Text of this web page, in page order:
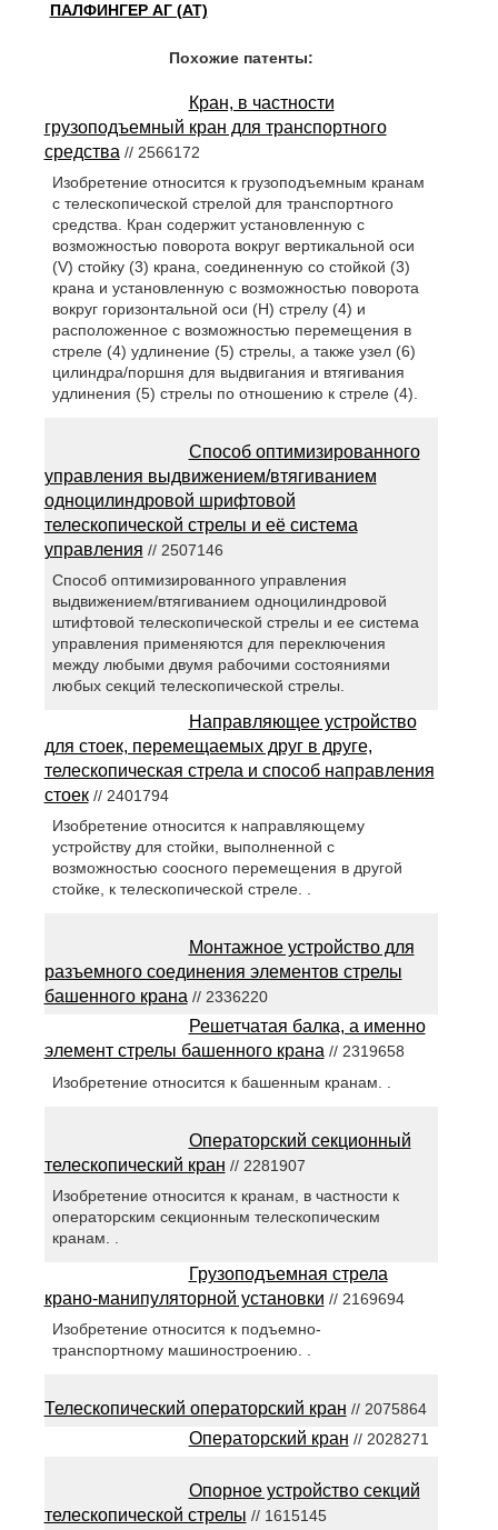
ПАЛФИНГЕР АГ (AT)
Похожие патенты:
Кран, в частности
грузоподъемный кран для транспортного
средства // 2566172
Изобретение относится к грузоподъемным кранам
с телескопической стрелой для транспортного
средства. Кран содержит установленную с
возможностью поворота вокруг вертикальной оси
(V) стойку (3) крана, соединенную со стойкой (3)
крана и установленную с возможностью поворота
вокруг горизонтальной оси (H) стрелу (4) и
расположенное с возможностью перемещения в
стреле (4) удлинение (5) стрелы, а также узел (6)
цилиндра/поршня для выдвигания и втягивания
удлинения (5) стрелы по отношению к стреле (4).
Способ оптимизированного
управления выдвижением/втягиванием
одноцилиндровой шрифтовой
телескопической стрелы и её система
управления // 2507146
Способ оптимизированного управления
выдвижением/втягиванием одноцилиндровой
штифтовой телескопической стрелы и ее система
управления применяются для переключения
между любыми двумя рабочими состояниями
любых секций телескопической стрелы.
Направляющее устройство
для стоек, перемещаемых друг в друге,
телескопическая стрела и способ направления
стоек// 2401794
Изобретение относится к направляющему
устройству для стойки, выполненной с
возможностью соосного перемещения в другой
стойке, к телескопической стреле. .
Монтажное устройство для
разъемного соединения элементов стрелы
башенного крана// 2336220
Решетчатая балка, а именно
элемент стрелы башенного крана// 2319658
Изобретение относится к башенным кранам. .
Операторский секционный
телескопический кран // 2281907
Изобретение относится к кранам, в частности к
операторским секционным телескопическим
кранам. .
Грузоподъемная стрела
крано-манипуляторной установки // 2169694
Изобретение относится к подъемно-
транспортному машиностроению. .
Телескопический операторский кран // 2075864
Операторский кран // 2028271
Опорное устройство секций
телескопической стрелы // 1615145